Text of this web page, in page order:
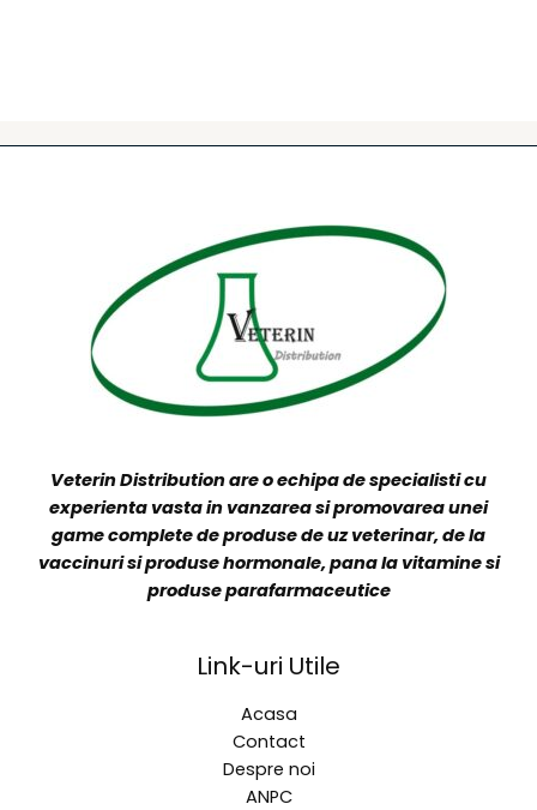
Veterin Distribution are o echipa de specialisti cu
experienta vasta in vanzarea si promovarea unei
game complete de produse de uz veterinar, de la
vaccinuri si produse hormonale, pana la vitamine si
produse parafarmaceutice
Link-uri Utile
Acasa
Contact
Despre noi
ANPC